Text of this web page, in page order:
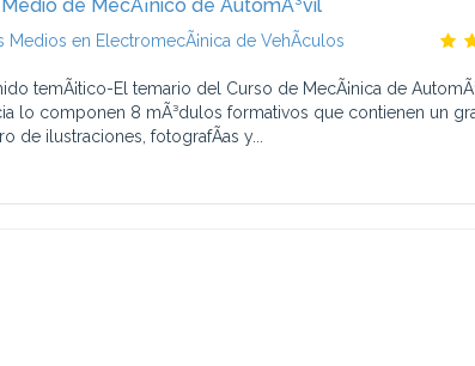
de MecÃ¡nico de AutomÃ³vil
Medios en ElectromecÃ¡nica de VehÃ­culos
temÃ¡tico-El temario del Curso de MecÃ¡nica de
lo componen 8 mÃ³dulos formativos que contienen un
de ilustraciones, fotografÃ­as y...